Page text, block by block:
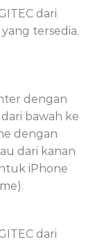
dari
tersedia.
dengan
bawah ke
dengan
dari kanan
iPhone
dari